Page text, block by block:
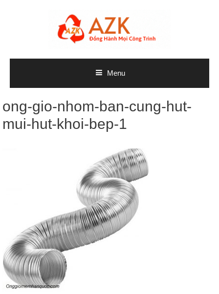
Menu
ong-gio-nhom-ban-cung-hut-
mui-hut-khoi-bep-1